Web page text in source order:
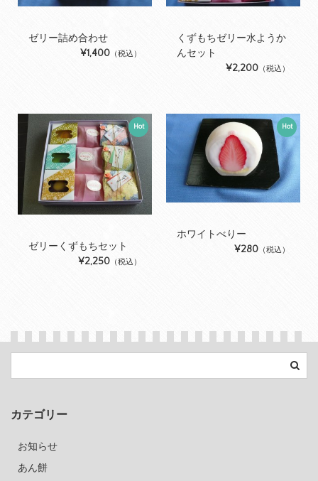
ゼリー詰め合わせ
¥1,400 （税込）
くずもちゼリー水ようか
んセット
¥2,200 （税込）
Hot
ゼリーくずもちセット
¥2,250 （税込）
Hot
ホワイトべりー
¥280 （税込）
カテゴリー
お知らせ
あん餅